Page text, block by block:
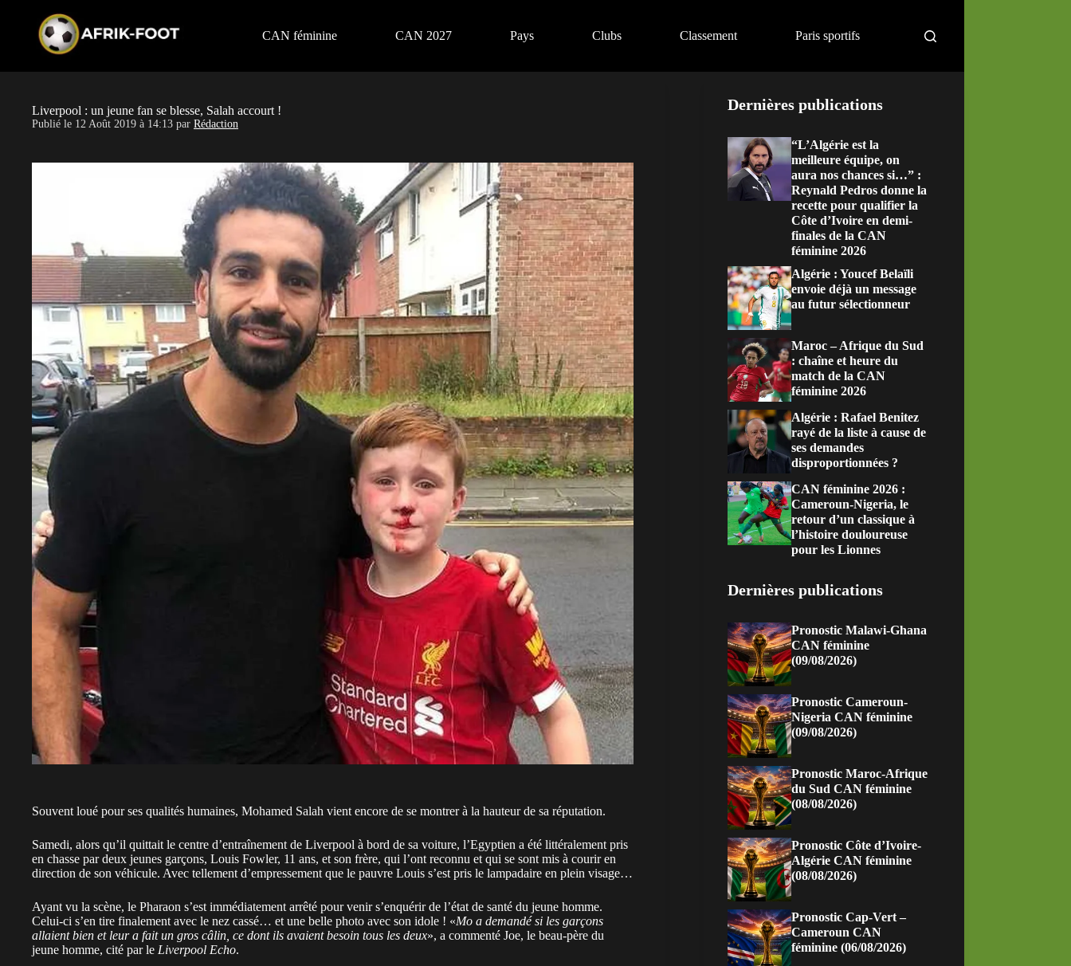
CAN féminine CAN 2027 Pays Clubs Classement Paris sportifs
Liverpool : un jeune fan se blesse, Salah accourt !
Publié le 12 Août 2019 à 14:13 par Rédaction
Souvent loué pour ses qualités humaines, Mohamed Salah vient encore de se montrer à la hauteur de sa réputation.
Samedi, alors qu’il quittait le centre d’entraînement de Liverpool à bord de sa voiture, l’Egyptien a été littéralement pris
en chasse par deux jeunes garçons, Louis Fowler, 11 ans, et son frère, qui l’ont reconnu et qui se sont mis à courir en
direction de son véhicule. Avec tellement d’empressement que le pauvre Louis s’est pris le lampadaire en plein visage…
Ayant vu la scène, le Pharaon s’est immédiatement arrêté pour venir s’enquérir de l’état de santé du jeune homme.
Celui-ci s’en tire finalement avec le nez cassé… et une belle photo avec son idole ! «Mo a demandé si les garçons
allaient bien et leur a fait un gros câlin, ce dont ils avaient besoin tous les deux», a commenté Joe, le beau-père du
jeune homme, cité par le Liverpool Echo.
Dernières publications
“L’Algérie est la
meilleure équipe, on
aura nos chances si…” :
Reynald Pedros donne la
recette pour qualifier la
Côte d’Ivoire en demi-
finales de la CAN
féminine 2026
Algérie : Youcef Belaïli
envoie déjà un message
au futur sélectionneur
Maroc – Afrique du Sud
: chaîne et heure du
match de la CAN
féminine 2026
Algérie : Rafael Benitez
rayé de la liste à cause de
ses demandes
disproportionnées ?
CAN féminine 2026 :
Cameroun-Nigeria, le
retour d’un classique à
l’histoire douloureuse
pour les Lionnes
Dernières publications
Pronostic Malawi-Ghana
CAN féminine
(09/08/2026)
Pronostic Cameroun-
Nigeria CAN féminine
(09/08/2026)
Pronostic Maroc-Afrique
du Sud CAN féminine
(08/08/2026)
Pronostic Côte d’Ivoire-
Algérie CAN féminine
(08/08/2026)
Pronostic Cap-Vert –
Cameroun CAN
féminine (06/08/2026)